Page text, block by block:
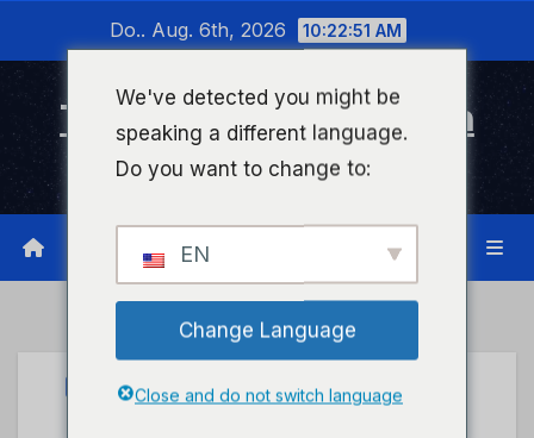
wechseln
Do.. Aug. 6th, 2026 10:22:52 AM
Timeline Bad Kreuznach
Infonetzwerk für Bad Kreuznach
UNCATEGORIZED
We've detected you might be
speaking a different language.
Do you want to change to:
EN
Change Language
Close and do not switch language